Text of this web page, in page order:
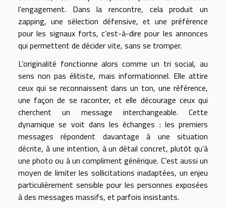
l’engagement. Dans la rencontre, cela produit un
zapping, une sélection défensive, et une préférence
pour les signaux forts, c’est-à-dire pour les annonces
qui permettent de décider vite, sans se tromper.
L’originalité fonctionne alors comme un tri social, au
sens non pas élitiste, mais informationnel. Elle attire
ceux qui se reconnaissent dans un ton, une référence,
une façon de se raconter, et elle décourage ceux qui
cherchent un message interchangeable. Cette
dynamique se voit dans les échanges : les premiers
messages répondent davantage à une situation
décrite, à une intention, à un détail concret, plutôt qu’à
une photo ou à un compliment générique. C’est aussi un
moyen de limiter les sollicitations inadaptées, un enjeu
particulièrement sensible pour les personnes exposées
à des messages massifs, et parfois insistants.